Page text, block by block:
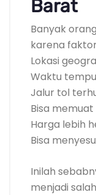
Barat
Banyak
karena
Lokasi
Waktu
Jalur tol
Bisa
Harga lebih
Bisa
Inilah
menjadi